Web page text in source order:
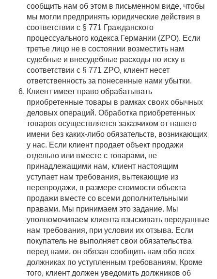
сообщить нам об этом в письменном виде, чтобы
мы могли предпринять юридические действия в
соответствии с § 771 Гражданского
процессуального кодекса Германии (ZPO). Если
третье лицо не в состоянии возместить нам
судебные и внесудебные расходы по иску в
соответствии с § 771 ZPO, клиент несет
ответственность за понесенные нами убытки.
Клиент имеет право обрабатывать
приобретенные товары в рамках своих обычных
деловых операций. Обработка приобретенных
товаров осуществляется заказчиком от нашего
имени без каких-либо обязательств, возникающих
у нас. Если клиент продает объект продажи
отдельно или вместе с товарами, не
принадлежащими нам, клиент настоящим
уступает нам требования, вытекающие из
перепродажи, в размере стоимости объекта
продажи вместе со всеми дополнительными
правами. Мы принимаем это задание. Мы
уполномочиваем клиента взыскивать переданные
нам требования, при условии их отзыва. Если
покупатель не выполняет свои обязательства
перед нами, он обязан сообщить нам обо всех
должниках по уступленным требованиям. Кроме
того, клиент должен уведомить должников об